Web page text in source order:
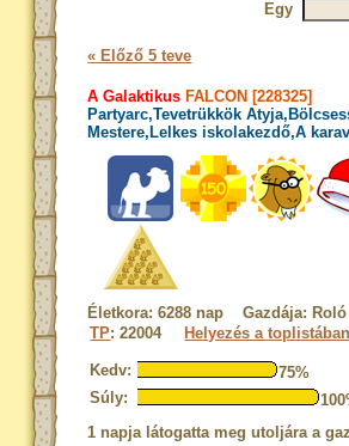
Egy
« Előző 5 teve
A Galaktikus FALCON [228325]
Partyarc,Tevetrükkök
Mestere,Lelkes iskolakezdő,A
Életkora: 6288 nap Gazdája: Roló
TP: 22004 Helyezés a toplistában
Kedv:
75%
Súly:
1 napja látogatta meg utoljára a